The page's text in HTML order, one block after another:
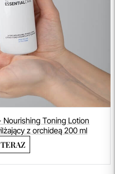
Toning Lotion
z orchideą 200 ml